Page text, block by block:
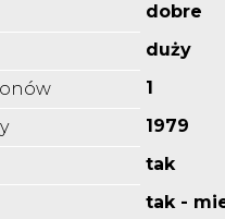
dobre
duży
1
1979
tak
tak -